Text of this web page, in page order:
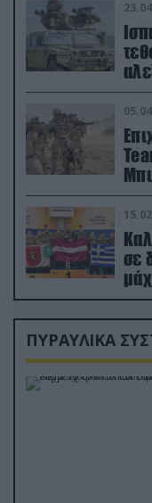
σε
ΠΥΡΑΥΛΙΚΑ